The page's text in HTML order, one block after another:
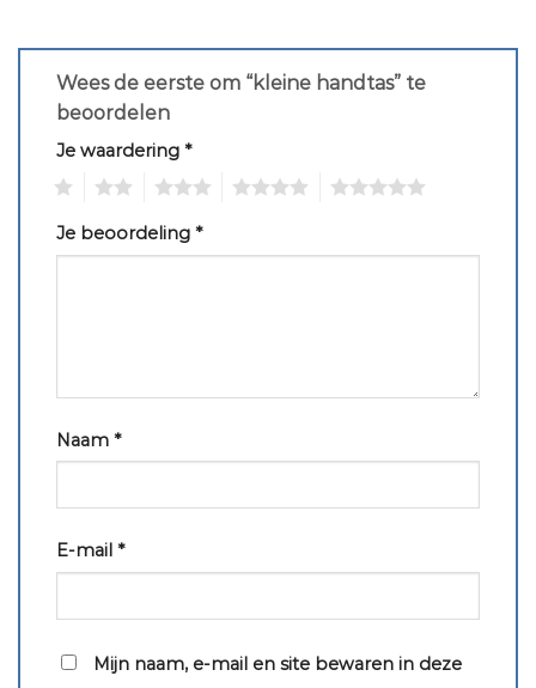
Wees de eerste om “kleine handtas” te
beoordelen
Je waardering *
Je beoordeling *
Naam *
E-mail *
Mijn naam, e-mail en site bewaren in deze